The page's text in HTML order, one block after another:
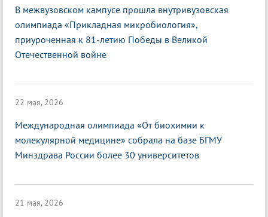
В межвузовском кампусе прошла внутривузовская
олимпиада «Прикладная микробиология»,
приуроченная к 81-летию Победы в Великой
Отечественной войне
22 мая, 2026
Международная олимпиада «От биохимии к
молекулярной медицине» собрала на базе БГМУ
Минздрава России более 30 университетов
21 мая, 2026